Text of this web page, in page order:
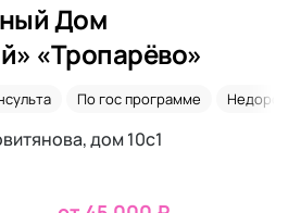
Дом
«Тропарёво»
По гос программе Недорого
дом 10с1